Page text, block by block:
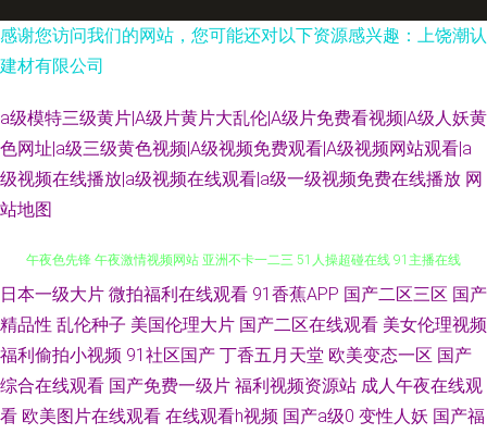
感谢您访问我们的网站，您可能还对以下资源感兴趣：上饶潮认
建材有限公司
a级模特三级黄片|A级片黄片大乱伦|A级片免费看视频|A级人妖黄
色网址|a级三级黄色视频|A级视频免费观看|A级视频网站观看|a
级视频在线播放|a级视频在线观看|a级一级视频免费在线播放 网
站地图
51福利视频在线 成人精品国产 亚洲色情入口 91人妻国产丝袜 AV网址无码
午夜色先锋 午夜激情视频网站 亚洲不卡一二三 51人操超碰在线 91主播在线
观看 超碰草逼 国产精品日日夜夜 欧美亚18性爱 欧美就是色 欧美ⅤA在线播
日本一级大片 微拍福利在线观看 91香蕉APP 国产二区三区 国产
精品性 乱伦种子 美国伦理大片 国产二区在线观看 美女伦理视频
福利偷拍小视频 91社区国产 丁香五月天堂 欧美变态一区 国产
综合在线观看 国产免费一级片 福利视频资源站 成人午夜在线观
看 欧美图片在线观看 在线观看h视频 国产a级0 变性人妖 国产福